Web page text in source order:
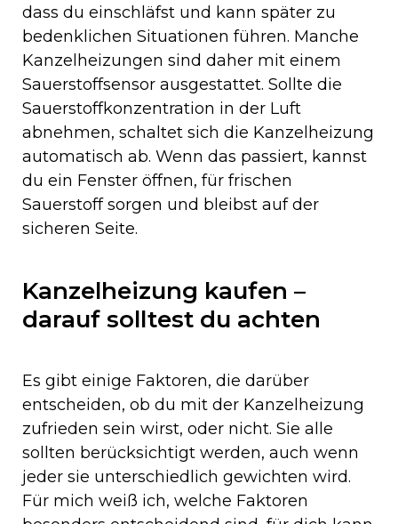
dass du einschläfst und kann später zu
bedenklichen Situationen führen. Manche
Kanzelheizungen sind daher mit einem
Sauerstoffsensor ausgestattet. Sollte die
Sauerstoffkonzentration in der Luft
abnehmen, schaltet sich die Kanzelheizung
automatisch ab. Wenn das passiert, kannst
du ein Fenster öffnen, für frischen
Sauerstoff sorgen und bleibst auf der
sicheren Seite.
Kanzelheizung kaufen –
darauf solltest du achten
Es gibt einige Faktoren, die darüber
entscheiden, ob du mit der Kanzelheizung
zufrieden sein wirst, oder nicht. Sie alle
sollten berücksichtigt werden, auch wenn
jeder sie unterschiedlich gewichten wird.
Für mich weiß ich, welche Faktoren